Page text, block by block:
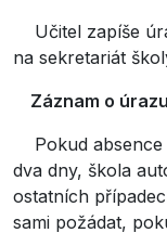
Učitel zapíše
na sekretariát
Záznam o
Pokud absence
dva dny, škola
ostatních
sami požádat,